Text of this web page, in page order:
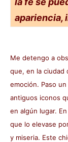
apariencia,
Me detengo a
que, en la ciudad
emoción. Paso
antiguos iconos
en algún lugar.
que lo elevase
y miseria. Este